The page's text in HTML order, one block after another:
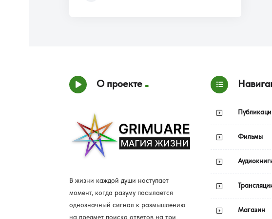
О проекте
В жизни каждой души наступает
момент, когда разуму посылается
однозначный сигнал к размышлению
на предмет поиска ответов на три
Фильмы
Магазин